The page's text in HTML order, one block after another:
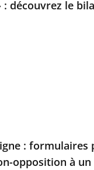
: découvrez le
:
opposition à